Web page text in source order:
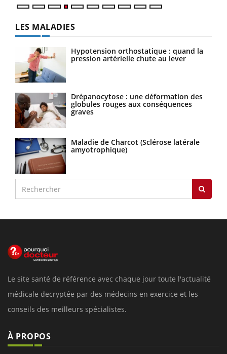
LES MALADIES
Hypotension orthostatique : quand la
pression artérielle chute au lever
Drépanocytose : une déformation des
globules rouges aux conséquences
graves
Maladie de Charcot (Sclérose latérale
amyotrophique)
Le site santé de référence avec chaque jour toute l'actualité
médicale decryptée par des médecins en exercice et les
conseils des meilleurs spécialistes.
À PROPOS